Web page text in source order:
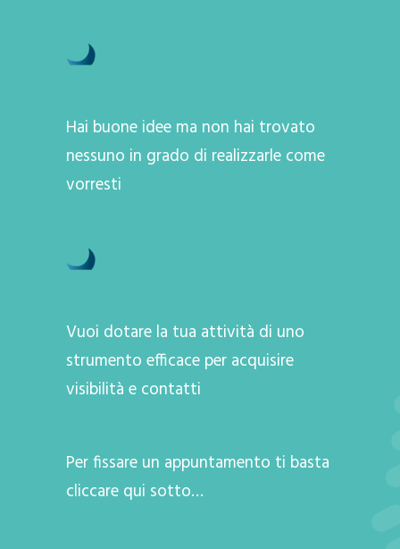
Hai buone idee ma non hai trovato
nessuno in grado di realizzarle come
vorresti
Vuoi dotare la tua attività di uno
strumento efficace per acquisire
visibilità e contatti
Per fissare un appuntamento ti basta
cliccare qui sotto…